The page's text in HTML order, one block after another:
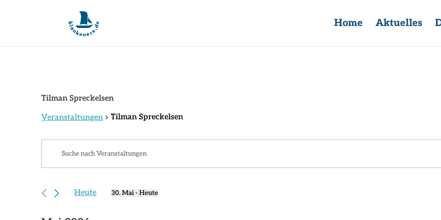
Home Aktuelles
Tilman Spreckelsen
Veranstaltungen Tilman Spreckelsen
Veranstaltungen
Veranstaltungen
Suche
und
Navigation
nach
Heute 30. Mai - Heute